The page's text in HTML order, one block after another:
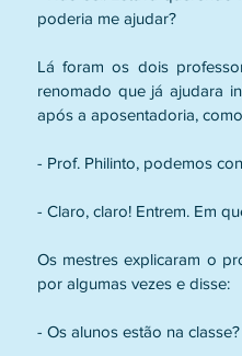
poderia me ajudar?
Lá foram os dois
renomado que já ajudara
após a aposentadoria,
- Prof. Philinto, podemos
- Claro, claro! Entrem. Em
Os mestres explicaram o
por algumas vezes e disse:
- Os alunos estão na classe?